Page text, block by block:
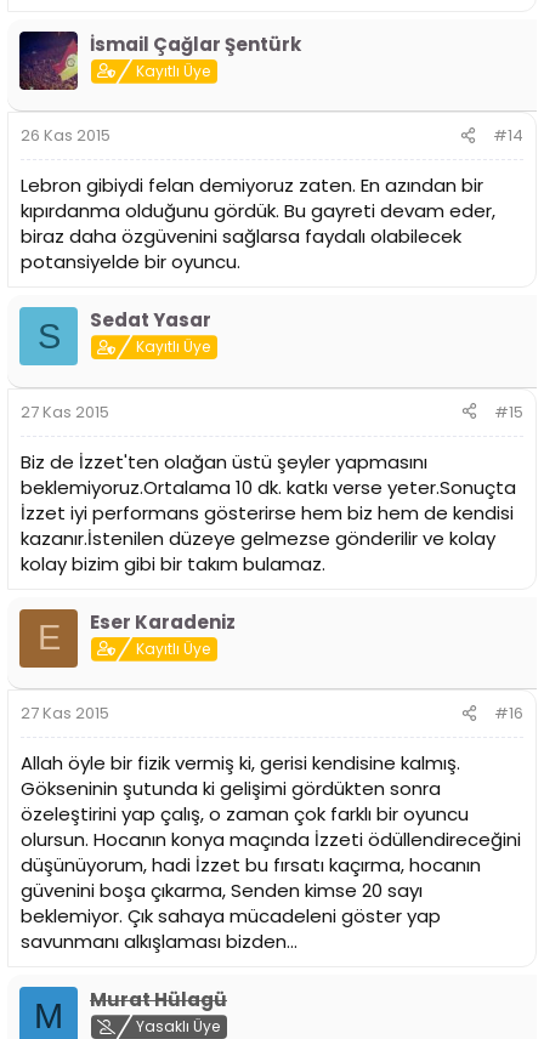
İsmail Çağlar Şentürk
Kayıtlı Üye
26 Kas 2015 #14
Lebron gibiydi felan demiyoruz zaten. En azından bir
kıpırdanma olduğunu gördük. Bu gayreti devam eder,
biraz daha özgüvenini sağlarsa faydalı olabilecek
potansiyelde bir oyuncu.
S Sedat Yasar
Kayıtlı Üye
27 Kas 2015 #15
Biz de İzzet'ten olağan üstü şeyler yapmasını
beklemiyoruz.Ortalama 10 dk. katkı verse yeter.Sonuçta
İzzet iyi performans gösterirse hem biz hem de kendisi
kazanır.İstenilen düzeye gelmezse gönderilir ve kolay
kolay bizim gibi bir takım bulamaz.
E Eser Karadeniz
Kayıtlı Üye
27 Kas 2015 #16
Allah öyle bir fizik vermiş ki, gerisi kendisine kalmış.
Gökseninin şutunda ki gelişimi gördükten sonra
özeleştirini yap çalış, o zaman çok farklı bir oyuncu
olursun. Hocanın konya maçında İzzeti ödüllendireceğini
düşünüyorum, hadi İzzet bu fırsatı kaçırma, hocanın
güvenini boşa çıkarma, Senden kimse 20 sayı
beklemiyor. Çık sahaya mücadeleni göster yap
savunmanı alkışlaması bizden...
M Murat Hülagü
Yasaklı Üye